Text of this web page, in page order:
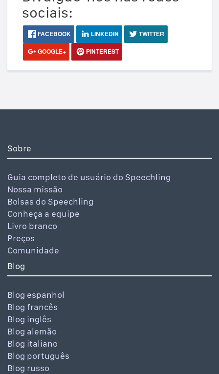
sociais:
FACEBOOK LINKEDIN
TWITTER
GOOGLE+
PINTEREST
Sobre
Guia completo de usuário do Speechling
Nossa missão
Bolsas do Speechling
Conheça a equipe
Livro branco
Preços
Comunidade
Blog
Blog espanhol
Blog francês
Blog inglês
Blog alemão
Blog italiano
Blog português
Blog russo